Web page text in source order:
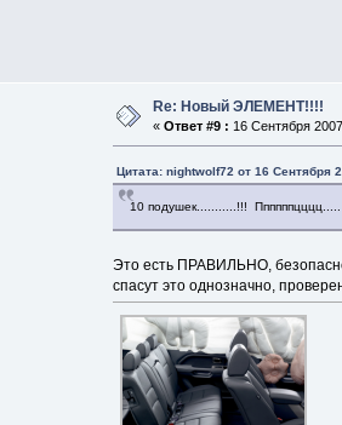
Re: Новый ЭЛЕМЕНТ!!!!
« Ответ #9 : 16 Сентября
Цитата: nightwolf72 от 16 Сентября
10 подушек...........!!! Ппппппцццц.....
Это есть ПРАВИЛЬНО,
спасут это однозначно,